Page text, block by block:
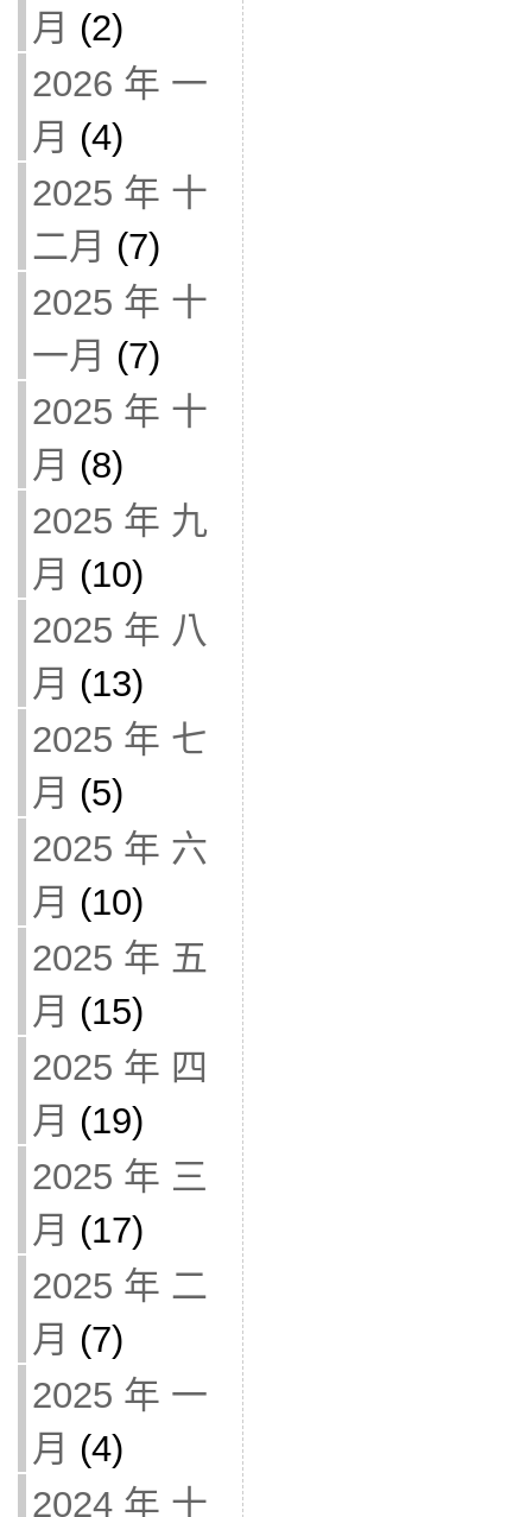
月 (2)
2026 年 一
月 (4)
2025 年 十
二月 (7)
2025 年 十
一月 (7)
2025 年 十
月 (8)
2025 年 九
月 (10)
2025 年 八
月 (13)
2025 年 七
月 (5)
2025 年 六
月 (10)
2025 年 五
月 (15)
2025 年 四
月 (19)
2025 年 三
月 (17)
2025 年 二
月 (7)
2025 年 一
月 (4)
2024 年 十